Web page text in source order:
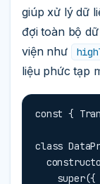
giúp xử lý dữ
đợi toàn bộ
viện như
liệu phức tạp
const {
class